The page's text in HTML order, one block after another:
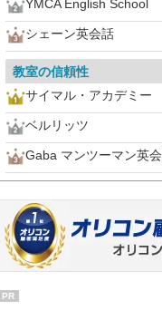
YMCA English School
シェーン英会話
教室の信頼性
サイマル・アカデミー
ベルリッツ
Gaba マンツーマン英
PR